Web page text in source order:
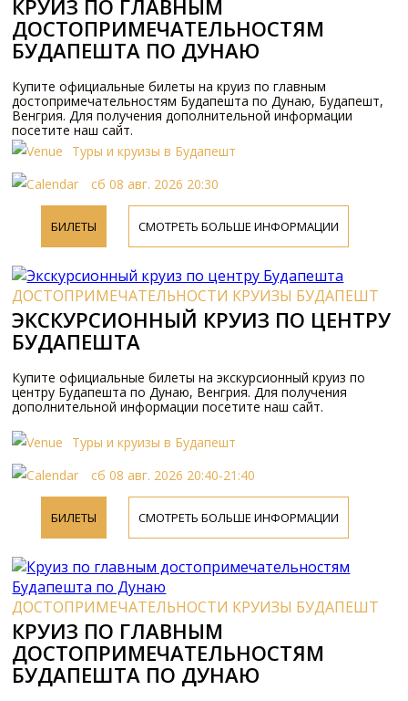
КРУИЗ ПО ГЛАВНЫМ
ДОСТОПРИМЕЧАТЕЛЬНОСТЯМ
БУДАПЕШТА ПО ДУНАЮ
Купите официальные билеты на круиз по главным
достопримечательностям Будапешта по Дунаю, Будапешт,
Венгрия. Для получения дополнительной информации
посетите наш сайт.
Туры и круизы в Будапешт
сб 08 авг. 2026 20:30
БИЛЕТЫ СМОТРЕТЬ БОЛЬШЕ ИНФОРМАЦИИ
ДОСТОПРИМЕЧАТЕЛЬНОСТИ КРУИЗЫ БУДАПЕШТ
ЭКСКУРСИОННЫЙ КРУИЗ ПО ЦЕНТРУ
БУДАПЕШТА
Купите официальные билеты на экскурсионный круиз по
центру Будапешта по Дунаю, Венгрия. Для получения
дополнительной информации посетите наш сайт.
Туры и круизы в Будапешт
сб 08 авг. 2026 20:40-21:40
БИЛЕТЫ СМОТРЕТЬ БОЛЬШЕ ИНФОРМАЦИИ
ДОСТОПРИМЕЧАТЕЛЬНОСТИ КРУИЗЫ БУДАПЕШТ
КРУИЗ ПО ГЛАВНЫМ
ДОСТОПРИМЕЧАТЕЛЬНОСТЯМ
БУДАПЕШТА ПО ДУНАЮ